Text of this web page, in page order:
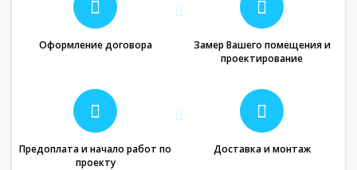
Оформление договора
Замер Вашего помещения и
проектирование
Предоплата и начало работ по
проекту
Доставка и монтаж